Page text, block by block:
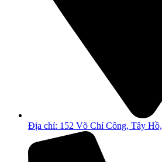
Địa chỉ: 152 Võ Chí Công, Tây